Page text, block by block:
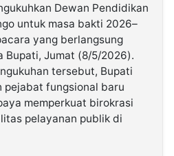
Dewan Pendidikan
untuk masa bakti 2026–
yang berlangsung
Bupati, Jumat (8/5/2026).
tersebut, Bupati
pejabat fungsional baru
memperkuat birokrasi
pelayanan publik di